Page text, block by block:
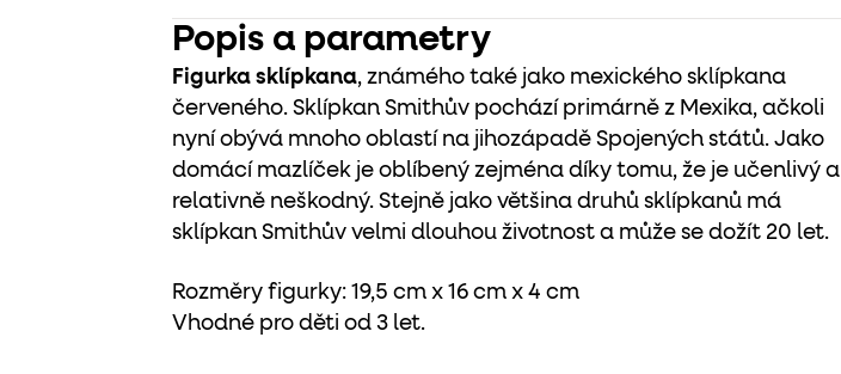
Popis a parametry
Figurka sklípkana, známého také jako mexického sklípkana
červeného. Sklípkan Smithův pochází primárně z Mexika, ačkoli
nyní obývá mnoho oblastí na jihozápadě Spojených států. Jako
domácí mazlíček je oblíbený zejména díky tomu, že je učenlivý a
relativně neškodný. Stejně jako většina druhů sklípkanů má
sklípkan Smithův velmi dlouhou životnost a může se dožít 20 let.
Rozměry figurky: 19,5 cm x 16 cm x 4 cm
Vhodné pro děti od 3 let.